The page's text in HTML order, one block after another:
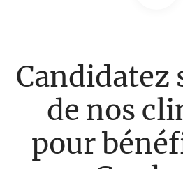
Candidatez
de nos
pour